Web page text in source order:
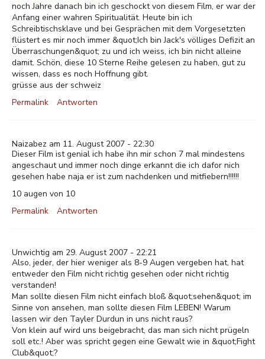
noch Jahre danach bin ich geschockt von diesem Film, er war der
Anfang einer wahren Spiritualität. Heute bin ich
Schreibtischsklave und bei Gesprächen mit dem Vorgesetzten
flüstert es mir noch immer &quot;Ich bin Jack's völliges Defizit an
Überraschungen&quot; zu und ich weiss, ich bin nicht alleine
damit. Schön, diese 10 Sterne Reihe gelesen zu haben, gut zu
wissen, dass es noch Hoffnung gibt.
grüsse aus der schweiz
Permalink
Antworten
Naizabez am 11. August 2007 - 22:30
Dieser Film ist genial ich habe ihn mir schon 7 mal mindestens
angeschaut und immer noch dinge erkannt die ich dafor nich
gesehen habe naja er ist zum nachdenken und mitfiebern!!!!!!
10 augen von 10
Permalink
Antworten
Unwichtig am 29. August 2007 - 22:21
Also, jeder, der hier weniger als 8-9 Augen vergeben hat, hat
entweder den Film nicht richtig gesehen oder nicht richtig
verstanden!
Man sollte diesen Film nicht einfach bloß &quot;sehen&quot; im
Sinne von ansehen, man sollte diesen Film LEBEN! Warum
lassen wir den Tayler Durdun in uns nicht raus?
Von klein auf wird uns beigebracht, das man sich nicht prügeln
soll etc.! Aber was spricht gegen eine Gewalt wie in &quot;Fight
Club&quot;?